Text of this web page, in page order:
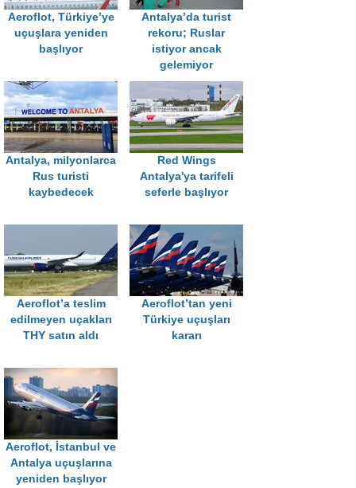
Aeroflot, Türkiye’ye
uçuşlara yeniden
başlıyor
Antalya’da turist
rekoru; Ruslar
istiyor ancak
gelemiyor
Antalya, milyonlarca
Rus turisti
kaybedecek
Red Wings
Antalya'ya tarifeli
seferle başlıyor
Aeroflot’a teslim
edilmeyen uçakları
THY satın aldı
Aeroflot’tan yeni
Türkiye uçuşları
kararı
Aeroflot, İstanbul ve
Antalya uçuşlarına
yeniden başlıyor